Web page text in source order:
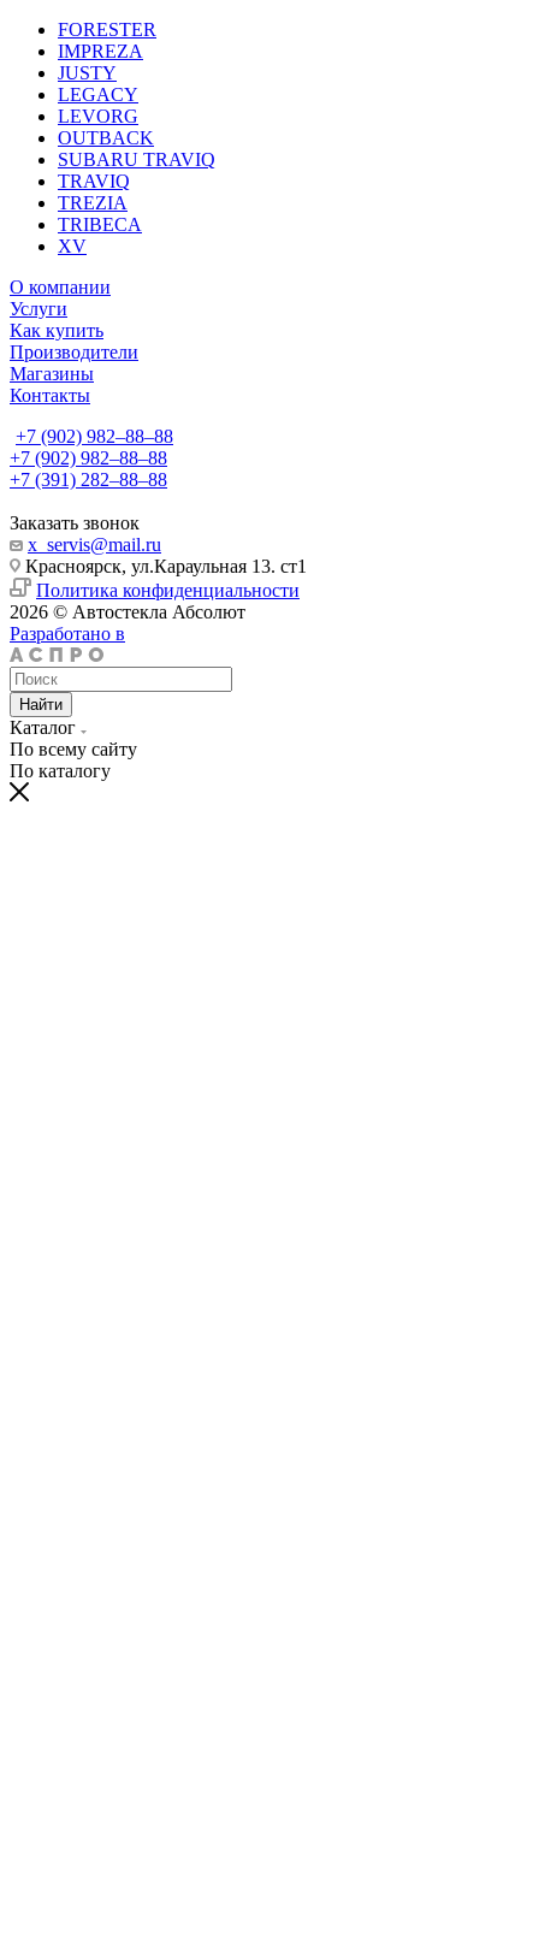
FORESTER
IMPREZA
JUSTY
LEGACY
LEVORG
OUTBACK
SUBARU TRAVIQ
TRAVIQ
TREZIA
TRIBECA
XV
О компании
Услуги
Как купить
Производители
Магазины
Контакты
+7 (902) 982‒88‒88
+7 (902) 982‒88‒88
+7 (391) 282‒88‒88
Заказать звонок
x_servis@mail.ru
Красноярск, ул.Караульная 13. ст1
Политика конфиденциальности
2026 © Автостекла Абсолют
Разработано в
Найти
Каталог
По всему сайту
По каталогу